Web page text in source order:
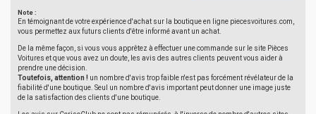
Note :
En témoignant de votre expérience d'achat sur la boutique en ligne piecesvoitures.com,
vous permettez aux futurs clients d'être informé avant un achat.
De la même façon, si vous vous apprêtez à effectuer une commande sur le site Pièces
Voitures et que vous avez un doute, les avis des autres clients peuvent vous aider à
prendre une décision.
Toutefois, attention ! un nombre d'avis trop faible n'est pas forcément révélateur de la
fiabilité d'une boutique. Seul un nombre d'avis important peut donner une image juste
de la satisfaction des clients d'une boutique.